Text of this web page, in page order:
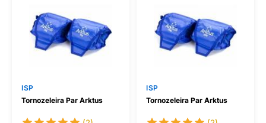
ISP
Tornozeleira Par Arktus
ISP
Tornozeleira Par Arktus